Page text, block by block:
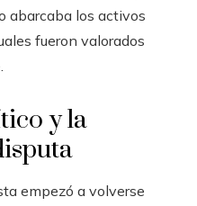
abarcaba los activos
fueron valorados
y la
empezó a volverse